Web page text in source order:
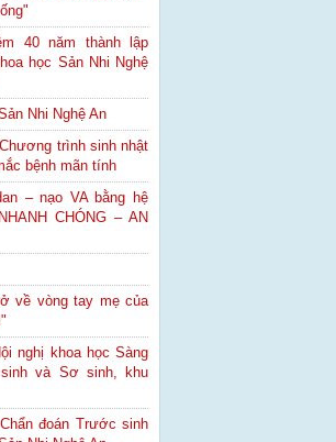
40 năm thành lập
học Sản Nhi Nghệ
Nhi Nghệ An
trình sinh nhật
bệnh mãn tính
– nạo VA bằng hệ
CHÓNG – AN
về vòng tay mẹ của
nghị khoa học Sàng
và Sơ sinh, khu
đoán Trước sinh